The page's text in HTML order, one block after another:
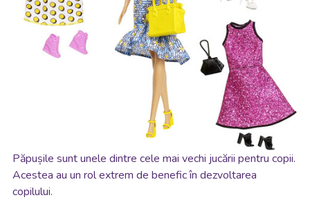
Păpușile sunt unele dintre cele mai vechi jucării pentru copii.
Acestea au un rol extrem de benefic în dezvoltarea
copilului.